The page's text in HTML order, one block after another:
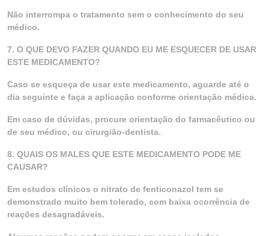
Não interrompa o tratamento sem o conhecimento do seu
médico.
7. O QUE DEVO FAZER QUANDO EU ME ESQUECER DE USAR
ESTE MEDICAMENTO?
Caso se esqueça de usar este medicamento, aguarde até o
dia seguinte e faça a aplicação conforme orientação médica.
Em caso de dúvidas, procure orientação do farmacêutico ou
de seu médico, ou cirurgião-dentista.
8. QUAIS OS MALES QUE ESTE MEDICAMENTO PODE ME
CAUSAR?
Em estudos clínicos o nitrato de fenticonazol tem se
demonstrado muito bem tolerado, com baixa ocorrência de
reações desagradáveis.